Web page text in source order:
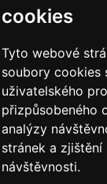
cookies
Tyto webové
soubory cookies
uživatelského
přizpůsobeného
analýzy
stránek a zjištění
návštěvnosti.
jsou naše servery
serveru
objekt